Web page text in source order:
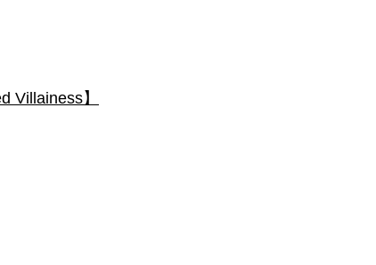
Villainess】